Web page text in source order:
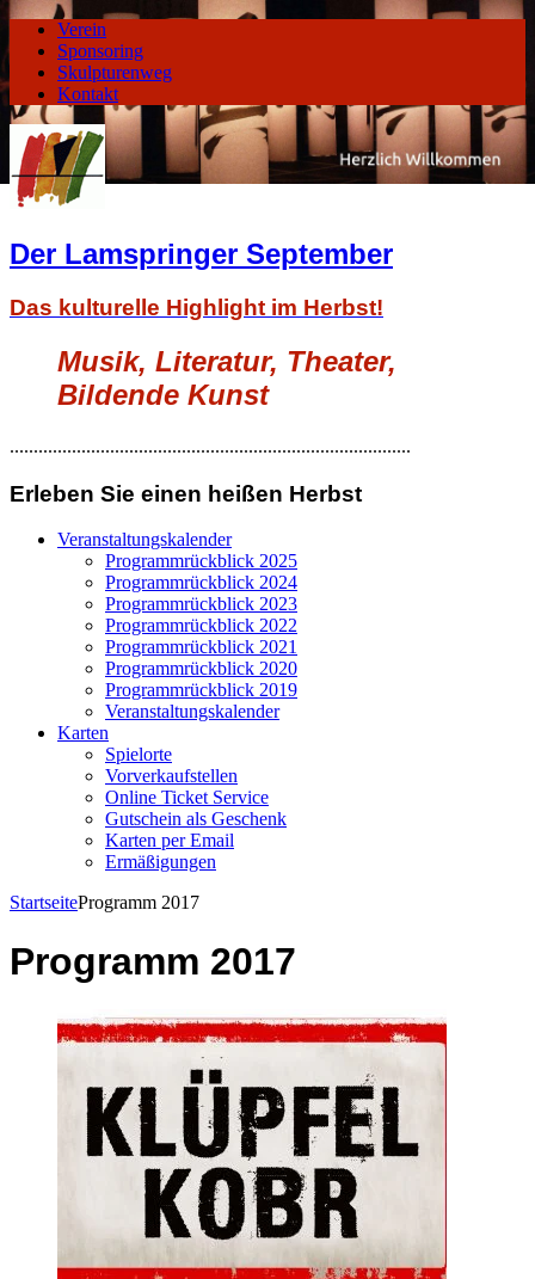
Verein
Sponsoring
Skulpturenweg
Kontakt
Der Lamspringer September
Das kulturelle Highlight im Herbst!
Musik, Literatur, Theater,
Bildende Kunst
....................................................................................
Erleben Sie einen heißen Herbst
Veranstaltungskalender
Programmrückblick 2025
Programmrückblick 2024
Programmrückblick 2023
Programmrückblick 2022
Programmrückblick 2021
Programmrückblick 2020
Programmrückblick 2019
Veranstaltungskalender
Karten
Spielorte
Vorverkaufstellen
Online Ticket Service
Gutschein als Geschenk
Karten per Email
Ermäßigungen
StartseiteProgramm 2017
Programm 2017